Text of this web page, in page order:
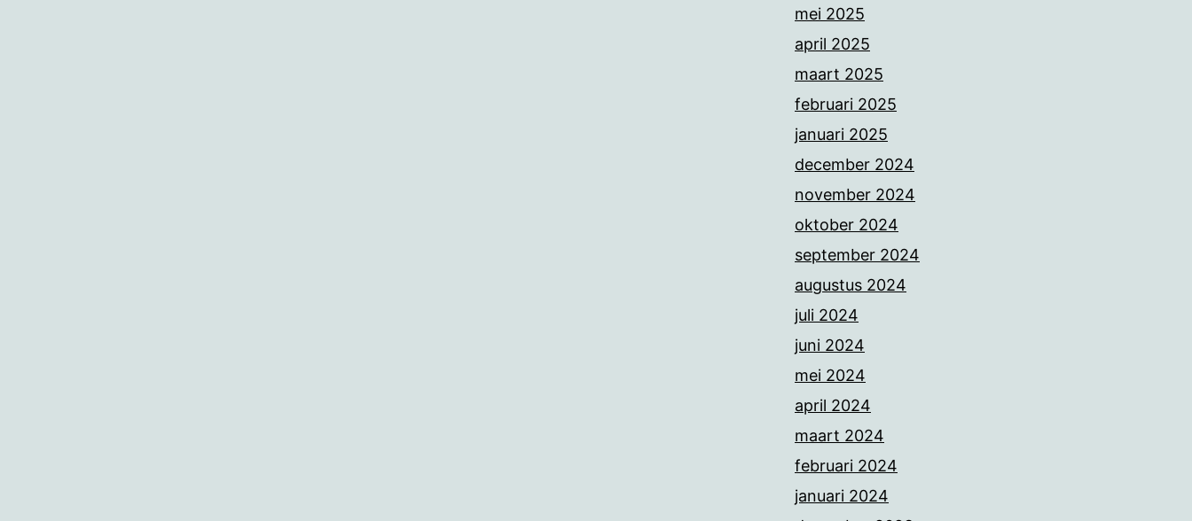
mei 2025
april 2025
maart 2025
februari 2025
januari 2025
december 2024
november 2024
oktober 2024
september 2024
augustus 2024
juli 2024
juni 2024
mei 2024
april 2024
maart 2024
februari 2024
januari 2024